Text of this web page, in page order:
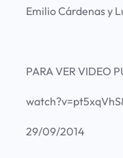
Emilio Cárdenas y
PARA VER VIDEO
29/09/2014